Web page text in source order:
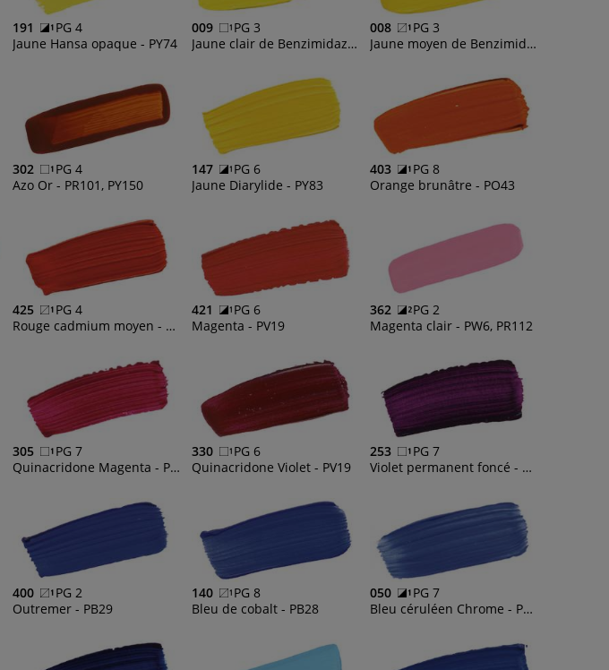
191
PG 4
Jaune Hansa opaque - PY74
009
PG 3
Jaune clair de Benzimidazolone - PY175
008
PG 3
Jaune moyen de Benzimidazolone - PY154
302
PG 4
Azo Or - PR101, PY150
147
PG 6
Jaune Diarylide - PY83
403
PG 8
Orange brunâtre - PO43
425
PG 4
Rouge cadmium moyen - PR112, PR5
421
PG 6
Magenta - PV19
362
PG 2
Magenta clair - PW6, PR112
305
PG 7
Quinacridone Magenta - PR122
330
PG 6
Quinacridone Violet - PV19
253
PG 7
Violet permanent foncé - PR122, PB60
400
PG 2
Outremer - PB29
140
PG 8
Bleu de cobalt - PB28
050
PG 7
Bleu céruléen Chrome - PB36